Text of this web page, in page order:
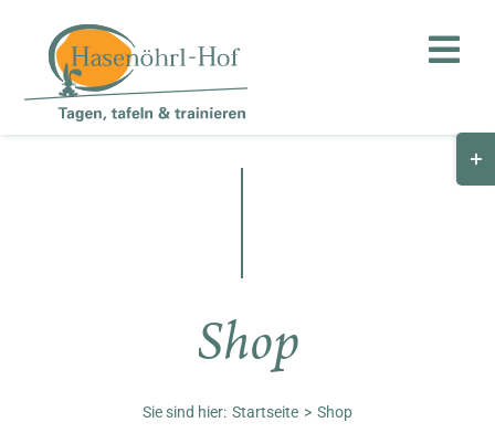
springen
Unternehmen
Shop
Sie sind hier: Startseite Shop